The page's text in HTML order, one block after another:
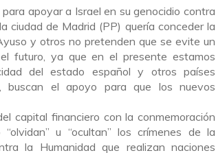
apoyar a Israel en su genocidio contra
ciudad de Madrid (PP) quería conceder la
y otros no pretenden que se evite un
futuro, ya que en el presente estamos
del estado español y otros países
buscan el apoyo para que los nuevos
capital financiero con la conmemoración
u “ocultan” los crímenes de la
la Humanidad que realizan naciones